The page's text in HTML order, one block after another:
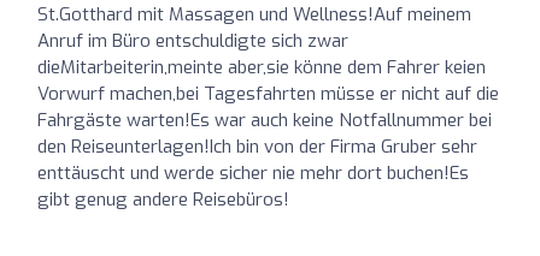
St.Gotthard mit Massagen und Wellness!Auf meinem
Anruf im Büro entschuldigte sich zwar
dieMitarbeiterin,meinte aber,sie könne dem Fahrer keien
Vorwurf machen,bei Tagesfahrten müsse er nicht auf die
Fahrgäste warten!Es war auch keine Notfallnummer bei
den Reiseunterlagen!Ich bin von der Firma Gruber sehr
enttäuscht und werde sicher nie mehr dort buchen!Es
gibt genug andere Reisebüros!